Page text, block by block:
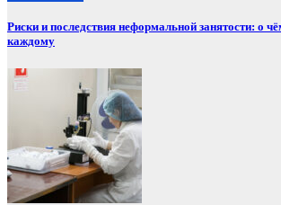
Риски и последствия неформальной занятости: о
каждому